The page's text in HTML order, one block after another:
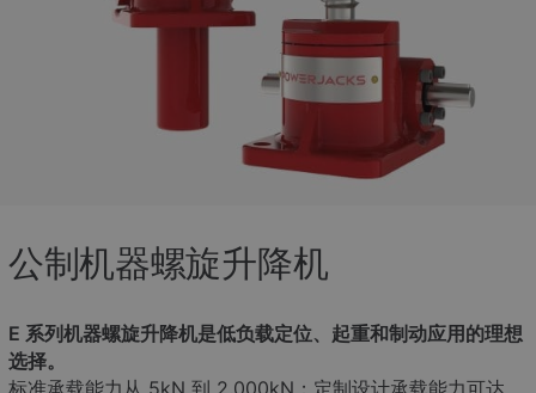
公制机器螺旋升降机
E 系列机器螺旋升降机是低负载定位、起重和制动应用的理想
选择。